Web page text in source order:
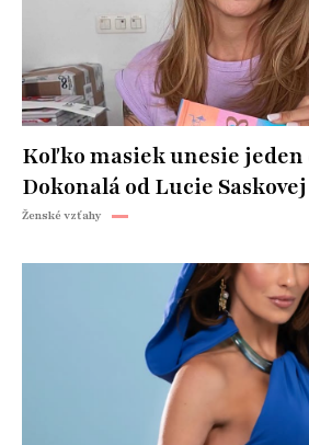
Koľko masiek unesie jeden
Dokonalá od Lucie
Ženské vzťahy